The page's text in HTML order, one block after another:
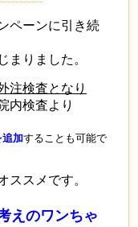
ペーンに引き続
まりました。
注検査となり
内検査より
追加することも可能で
ススメです。
えのワンちゃ